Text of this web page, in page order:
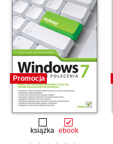
Promocja
książka ebook